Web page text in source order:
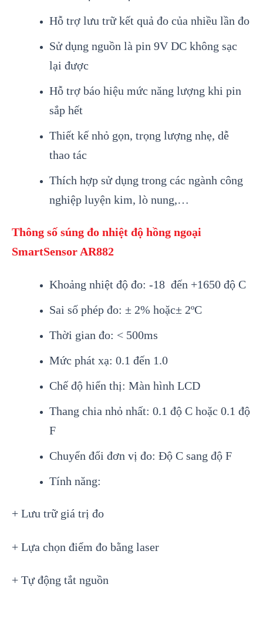
Hỗ trợ lưu trữ kết quả đo của nhiều lần đo
Sử dụng nguồn là pin 9V DC không sạc
lại được
Hỗ trợ báo hiệu mức năng lượng khi pin
sắp hết
Thiết kế nhỏ gọn, trọng lượng nhẹ, dễ
thao tác
Thích hợp sử dụng trong các ngành công
nghiệp luyện kim, lò nung,…
Thông số súng đo nhiệt độ hồng ngoại
SmartSensor AR882
Khoảng nhiệt độ đo: -18 đến +1650 độ C
Sai số phép đo: ± 2% hoặc± 2ºC
Thời gian đo: < 500ms
Mức phát xạ: 0.1 đến 1.0
Chế độ hiển thị: Màn hình LCD
Thang chia nhỏ nhất: 0.1 độ C hoặc 0.1 độ
F
Chuyển đổi đơn vị đo: Độ C sang độ F
Tính năng:
+ Lưu trữ giá trị đo
+ Lựa chọn điểm đo bằng laser
+ Tự động tắt nguồn